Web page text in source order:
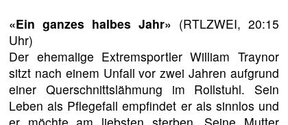
«Ein ganzes halbes Jahr» (RTLZWEI, 20:15
Uhr)
Der ehemalige Extremsportler William Traynor
sitzt nach einem Unfall vor zwei Jahren aufgrund
einer Querschnittslähmung im Rollstuhl. Sein
Leben als Pflegefall empfindet er als sinnlos und